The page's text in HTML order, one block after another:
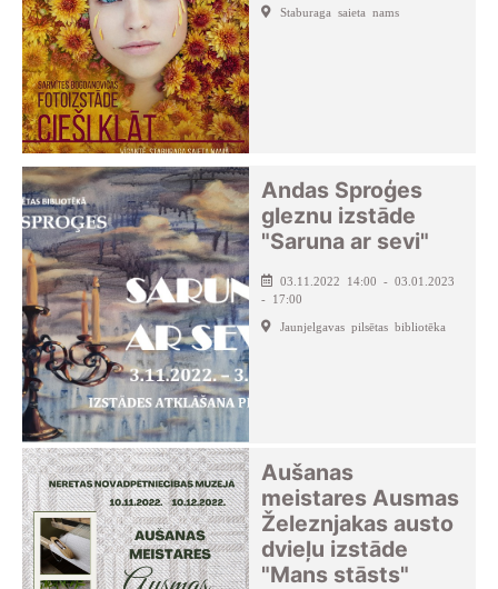
Staburaga saieta nams
Andas Sproģes
gleznu izstāde
"Saruna ar sevi"
03.11.2022 14:00 - 03.01.2023
- 17:00
Jaunjelgavas pilsētas bibliotēka
Aušanas
meistares Ausmas
Železnjakas austo
dvieļu izstāde
"Mans stāsts"